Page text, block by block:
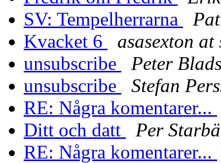
SV: Tempelherrarna
Kvacket 6
asasexton at
unsubscribe
Peter
unsubscribe
Stefan
RE: Några komentarer...
Ditt och datt
Per
RE: Några komentarer...